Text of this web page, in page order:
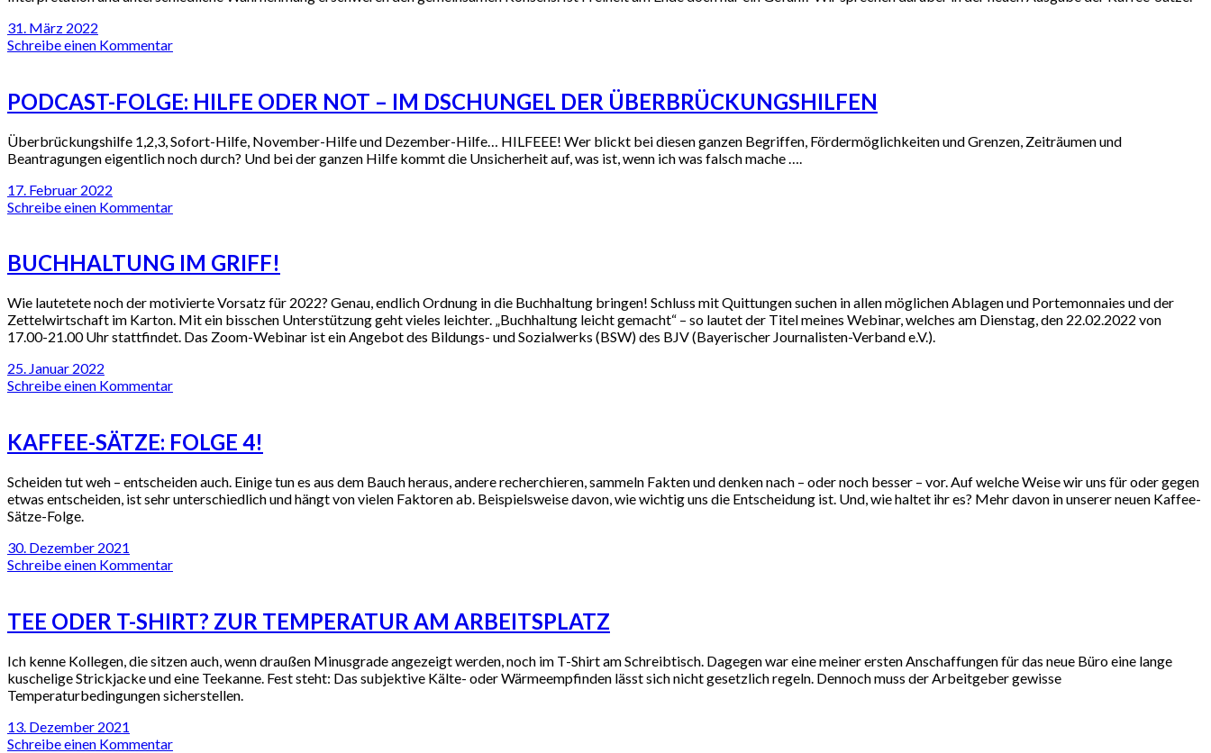
31. März 2022
Schreibe einen Kommentar
PODCAST-FOLGE: HILFE ODER NOT – IM DSCHUNGEL DER ÜBERBRÜCKUNGSHILFEN
Überbrückungshilfe 1,2,3, Sofort-Hilfe, November-Hilfe und Dezember-Hilfe… HILFEEE! Wer blickt bei diesen ganzen Begriffen, Fördermöglichkeiten und Grenzen, Zeiträumen und
Beantragungen eigentlich noch durch? Und bei der ganzen Hilfe kommt die Unsicherheit auf, was ist, wenn ich was falsch mache ….
17. Februar 2022
Schreibe einen Kommentar
BUCHHALTUNG IM GRIFF!
Wie lautetete noch der motivierte Vorsatz für 2022? Genau, endlich Ordnung in die Buchhaltung bringen! Schluss mit Quittungen suchen in allen möglichen Ablagen und Portemonnaies und der
Zettelwirtschaft im Karton. Mit ein bisschen Unterstützung geht vieles leichter. „Buchhaltung leicht gemacht“ – so lautet der Titel meines Webinar, welches am Dienstag, den 22.02.2022 von
17.00-21.00 Uhr stattfindet. Das Zoom-Webinar ist ein Angebot des Bildungs- und Sozialwerks (BSW) des BJV (Bayerischer Journalisten-Verband e.V.).
25. Januar 2022
Schreibe einen Kommentar
KAFFEE-SÄTZE: FOLGE 4!
Scheiden tut weh – entscheiden auch. Einige tun es aus dem Bauch heraus, andere recherchieren, sammeln Fakten und denken nach – oder noch besser – vor. Auf welche Weise wir uns für oder gegen
etwas entscheiden, ist sehr unterschiedlich und hängt von vielen Faktoren ab. Beispielsweise davon, wie wichtig uns die Entscheidung ist. Und, wie haltet ihr es? Mehr davon in unserer neuen Kaffee-
Sätze-Folge.
30. Dezember 2021
Schreibe einen Kommentar
TEE ODER T-SHIRT? ZUR TEMPERATUR AM ARBEITSPLATZ
Ich kenne Kollegen, die sitzen auch, wenn draußen Minusgrade angezeigt werden, noch im T-Shirt am Schreibtisch. Dagegen war eine meiner ersten Anschaffungen für das neue Büro eine lange
kuschelige Strickjacke und eine Teekanne. Fest steht: Das subjektive Kälte- oder Wärmeempfinden lässt sich nicht gesetzlich regeln. Dennoch muss der Arbeitgeber gewisse
Temperaturbedingungen sicherstellen.
13. Dezember 2021
Schreibe einen Kommentar